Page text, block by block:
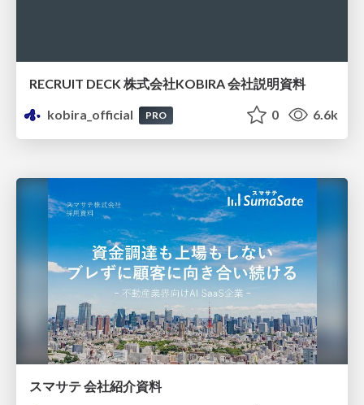
RECRUIT DECK 株式会社KOBIRA 会社説明資料
kobira_official
PRO 0 6.6k
スマサテ 会社紹介資料